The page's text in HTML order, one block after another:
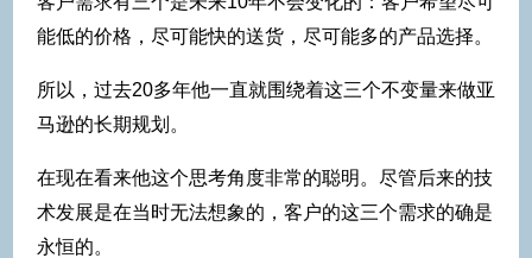
能低的价格，尽可能快的送货，尽可能多的产品选择。
所以，过去20多年他一直就围绕着这三个不变量来做亚
马逊的长期规划。
在现在看来他这个思考角度非常的聪明。尽管后来的技
术发展是在当时无法想象的，客户的这三个需求的确是
永恒的。